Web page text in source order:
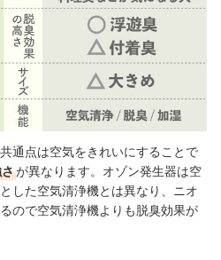
通点は空気をきれいにすることで
が異なります。オゾン発生器は空
した空気清浄機とは異なり、ニオ
ので空気清浄機よりも脱臭効果が